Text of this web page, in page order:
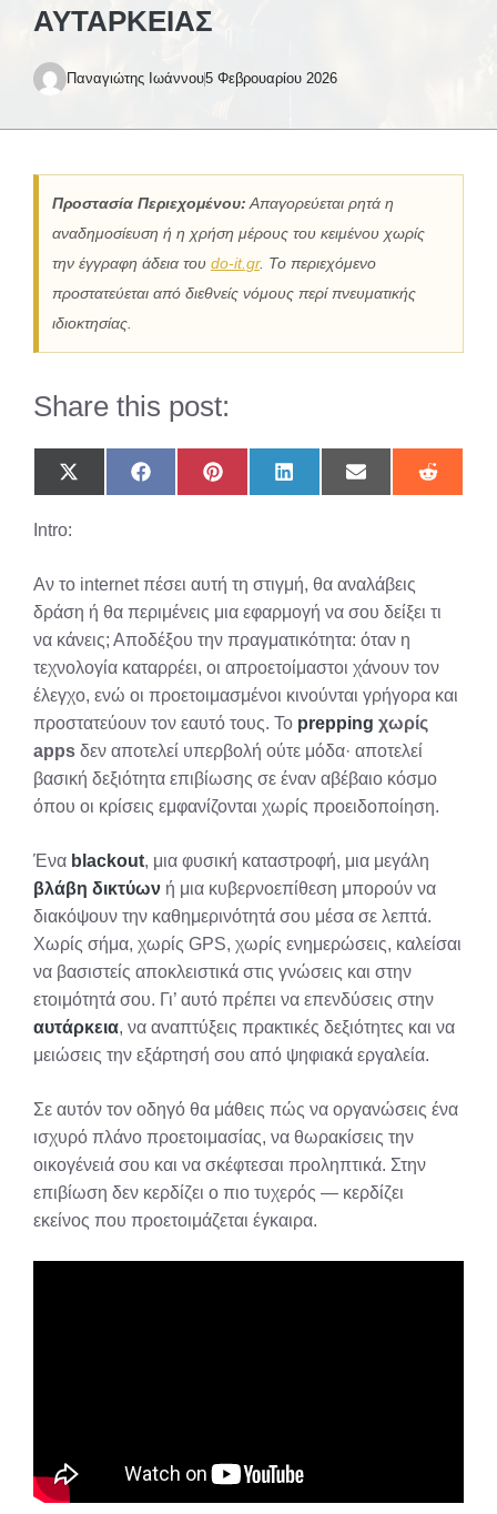
ΑΥΤΆΡΚΕΙΑΣ
Παναγιώτης Ιωάννου5 Φεβρουαρίου 2026
Προστασία Περιεχομένου: Απαγορεύεται ρητά η
αναδημοσίευση ή η χρήση μέρους του κειμένου χωρίς
την έγγραφη άδεια του do-it.gr. Το περιεχόμενο
προστατεύεται από διεθνείς νόμους περί πνευματικής
ιδιοκτησίας.
Share this post:
Share
on
(Twitter)
Share
on
Share
on
Share
on
Share
on
Share
on
Intro:
Αν το internet πέσει αυτή τη στιγμή, θα αναλάβεις
δράση ή θα περιμένεις μια εφαρμογή να σου δείξει τι
να κάνεις; Αποδέξου την πραγματικότητα: όταν η
τεχνολογία καταρρέει, οι απροετοίμαστοι χάνουν τον
έλεγχο, ενώ οι προετοιμασμένοι κινούνται γρήγορα και
προστατεύουν τον εαυτό τους. Το prepping χωρίς
apps δεν αποτελεί υπερβολή ούτε μόδα· αποτελεί
βασική δεξιότητα επιβίωσης σε έναν αβέβαιο κόσμο
όπου οι κρίσεις εμφανίζονται χωρίς προειδοποίηση.
Ένα blackout, μια φυσική καταστροφή, μια μεγάλη
βλάβη δικτύων ή μια κυβερνοεπίθεση μπορούν να
διακόψουν την καθημερινότητά σου μέσα σε λεπτά.
Χωρίς σήμα, χωρίς GPS, χωρίς ενημερώσεις, καλείσαι
να βασιστείς αποκλειστικά στις γνώσεις και στην
ετοιμότητά σου. Γι’ αυτό πρέπει να επενδύσεις στην
αυτάρκεια, να αναπτύξεις πρακτικές δεξιότητες και να
μειώσεις την εξάρτησή σου από ψηφιακά εργαλεία.
Σε αυτόν τον οδηγό θα μάθεις πώς να οργανώσεις ένα
ισχυρό πλάνο προετοιμασίας, να θωρακίσεις την
οικογένειά σου και να σκέφτεσαι προληπτικά. Στην
επιβίωση δεν κερδίζει ο πιο τυχερός — κερδίζει
εκείνος που προετοιμάζεται έγκαιρα.